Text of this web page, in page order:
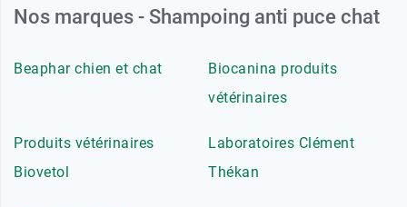
Nos marques - Shampoing anti puce chat
Beaphar chien et chat
Biocanina produits
vétérinaires
Produits vétérinaires
Biovetol
Laboratoires Clément
Thékan